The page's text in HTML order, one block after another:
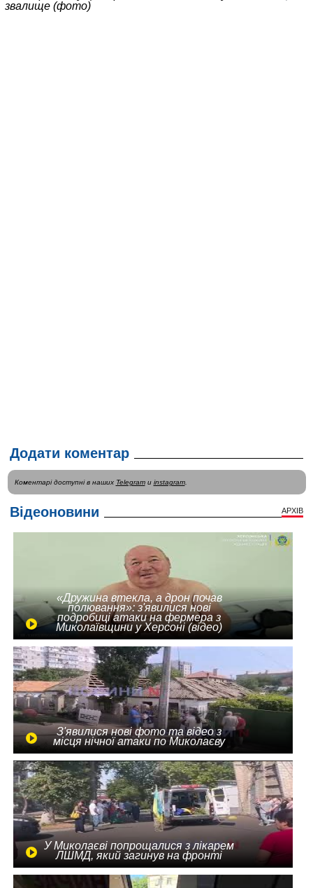
звалище (фото)
Додати коментар
Коментарі доступні в наших Telegramи instagram.
Відеоновини АРХІВ
«Дружина втекла, а дрон почав
полювання»: з'явилися нові
подробиці атаки на фермера з
Миколаївщини у Херсоні (відео)
З'явилися нові фото та відео з
місця нічної атаки по Миколаєву
У Миколаєві попрощалися з лікарем
ЛШМД, який загинув на фронті